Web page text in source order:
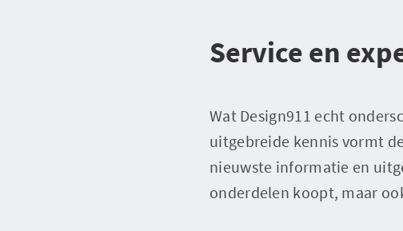
Service en
Wat Design911 echt
uitgebreide kennis vormt
nieuwste informatie en
onderdelen koopt, maar